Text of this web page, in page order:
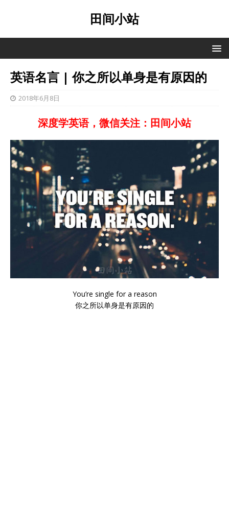
田间小站
英语名言 | 你之所以单身是有原因的
2018年6月8日
深度学英语，微信关注：田间小站
You’re single for a reason
你之所以单身是有原因的